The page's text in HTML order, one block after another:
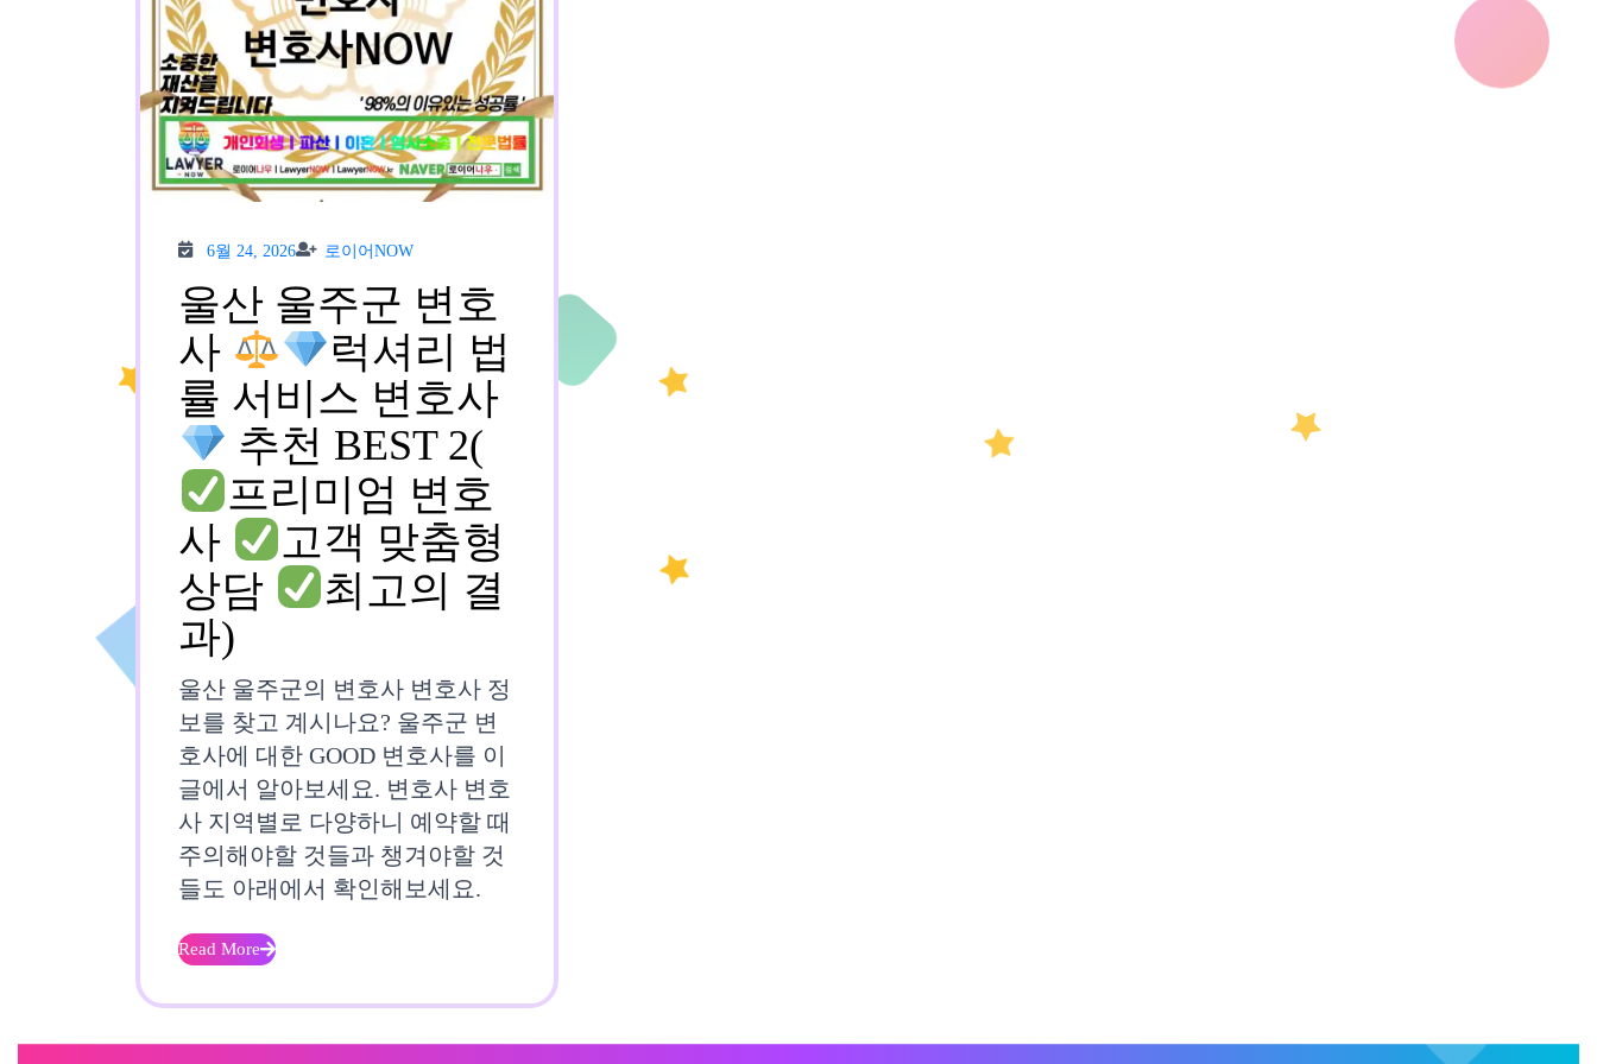
6월 24, 2026
24,
2026
로이어NOW
어
NOW
울산 울주군 변호
사
럭셔리 법
률 서비스 변호사
추천 BEST 2(
프리미엄 변호
사
고객 맞춤형
상담
최고의 결
과)
산
울
주
군
변
호
사
울산 울주군의 변호사 변호사 정
보를 찾고 계시나요? 울주군 변
호사에 대한 GOOD 변호사를 이
글에서 알아보세요. 변호사 변호
사 지역별로 다양하니 예약할 때
주의해야할 것들과 챙겨야할 것
들도 아래에서 확인해보세요.
Read More
Read